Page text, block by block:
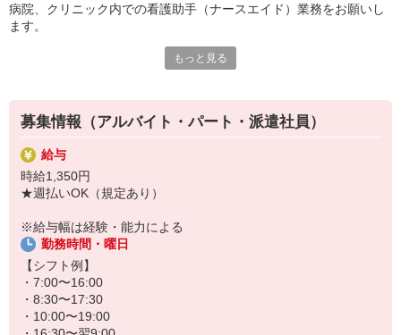
〜 その他にもこんなメリットあり 〜
旅行やグルメ、スポーツ、学習などなど・・・
様々な特典がある「ベネフィット・ステーション」を利用可能！
手厚い待遇・福利厚生が揃っているので働きやすさが抜群です！
病院、クリニック内での看護助手（ナースエイド）業務をお願いし
ます。
・医療器具の洗浄や消毒
・シーツ交換やベッドメイキング
・伝票や診療材料等の補充、整理
・診療補助
・メッセンジャー業務
など
★無資格・未経験OK！未経験から医療業界デビューできちゃいます
★病院、クリニック内は冷暖房完備！いつでも快適にお仕事できま
すよ！
あなたのスキルに合わせて少しずつお仕事をお願いしていきます。
もっと見る
募集情報（アルバイト・パート・派遣社員）
給与
時給1,350円
★週払いOK（規定あり）
※給与幅は経験・能力による
勤務時間・曜日
【シフト例】
・7:00〜16:00
・8:30〜17:30
・10:00〜19:00